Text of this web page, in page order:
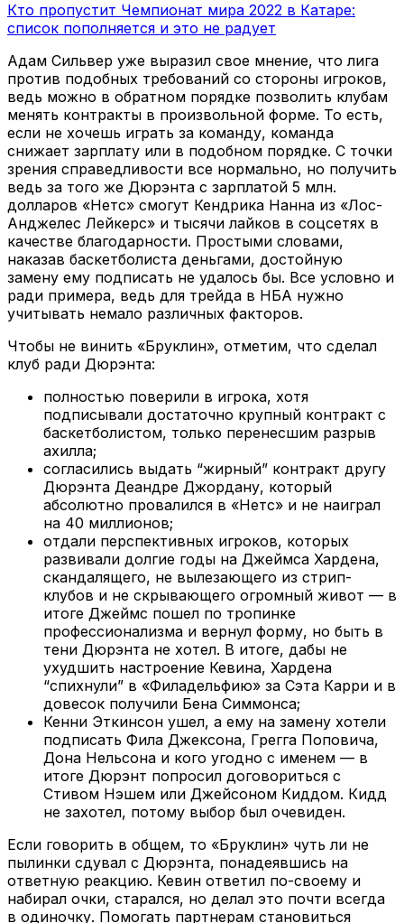
Кто пропустит Чемпионат мира 2022 в Катаре:
список пополняется и это не радует
Адам Сильвер уже выразил свое мнение, что лига
против подобных требований со стороны игроков,
ведь можно в обратном порядке позволить клубам
менять контракты в произвольной форме. То есть,
если не хочешь играть за команду, команда
снижает зарплату или в подобном порядке. С точки
зрения справедливости все нормально, но получить
ведь за того же Дюрэнта с зарплатой 5 млн.
долларов «Нетс» смогут Кендрика Нанна из «Лос-
Анджелес Лейкерс» и тысячи лайков в соцсетях в
качестве благодарности. Простыми словами,
наказав баскетболиста деньгами, достойную
замену ему подписать не удалось бы. Все условно и
ради примера, ведь для трейда в НБА нужно
учитывать немало различных факторов.
Чтобы не винить «Бруклин», отметим, что сделал
клуб ради Дюрэнта:
полностью поверили в игрока, хотя
подписывали достаточно крупный контракт с
баскетболистом, только перенесшим разрыв
ахилла;
согласились выдать “жирный” контракт другу
Дюрэнта Деандре Джордану, который
абсолютно провалился в «Нетс» и не наиграл
на 40 миллионов;
отдали перспективных игроков, которых
развивали долгие годы на Джеймса Хардена,
скандалящего, не вылезающего из стрип-
клубов и не скрывающего огромный живот — в
итоге Джеймс пошел по тропинке
профессионализма и вернул форму, но быть в
тени Дюрэнта не хотел. В итоге, дабы не
ухудшить настроение Кевина, Хардена
“спихнули” в «Филадельфию» за Сэта Карри и в
довесок получили Бена Симмонса;
Кенни Эткинсон ушел, а ему на замену хотели
подписать Фила Джексона, Грегга Поповича,
Дона Нельсона и кого угодно с именем — в
итоге Дюрэнт попросил договориться с
Стивом Нэшем или Джейсоном Киддом. Кидд
не захотел, потому выбор был очевиден.
Если говорить в общем, то «Бруклин» чуть ли не
пылинки сдувал с Дюрэнта, понадеявшись на
ответную реакцию. Кевин ответил по-своему и
набирал очки, старался, но делал это почти всегда
в одиночку. Помогать партнерам становиться